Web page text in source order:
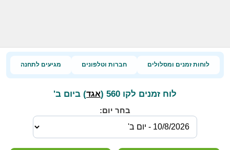
לוחות זמנים ומסלולים חברות וטלפונים מגיעים לתחנה
לוח זמנים לקו 560 ( אגד) ביום ב'
בחר יום: